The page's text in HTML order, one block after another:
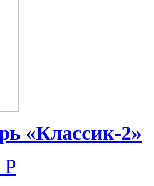
«Классик-2»
Р